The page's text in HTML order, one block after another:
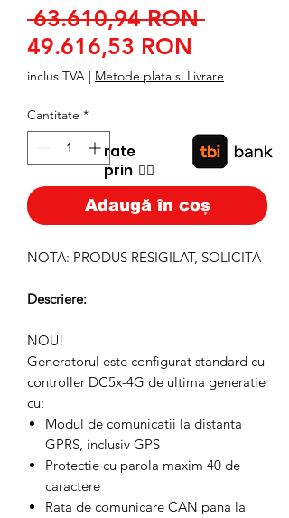
63.610,94 RON Preț
49.616,53 RON
redus
inclus TVA | Metode plata si Livrare
Cantitate *
Adaugă în coș
NOTA: PRODUS RESIGILAT, SOLICITA
Descriere:
NOU!
Generatorul este configurat standard cu
controller DC5x-4G de ultima generatie
cu:
Modul de comunicatii la distanta
GPRS, inclusiv GPS
Protectie cu parola maxim 40 de
caractere
Rata de comunicare CAN pana la
rate
prin 👉🏿